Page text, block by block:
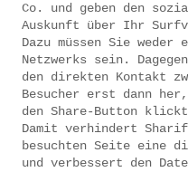
Co. und geben den
Auskunft über Ihr
Dazu müssen Sie
Netzwerks sein.
den direkten Kontakt
Besucher erst dann
den Share-Button
Damit verhindert
besuchten Seite eine
und verbessert den